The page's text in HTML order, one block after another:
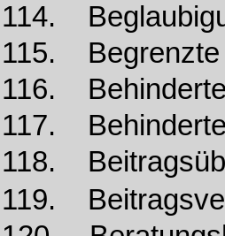
114.
115. Begrenzte
116.
117.
118.
119.